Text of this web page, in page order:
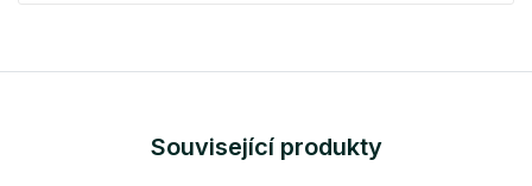
Související produkty